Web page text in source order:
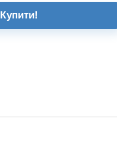
Купити!